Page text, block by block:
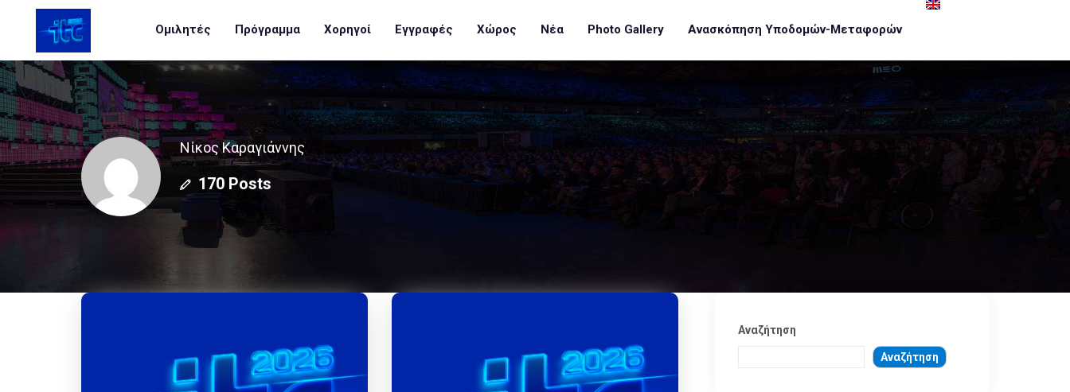
Ομιλητές Πρόγραμμα Χορηγοί Εγγραφές Χώρος Νέα Photo Gallery Ανασκόπηση Υποδομών-Μεταφορών
Νίκος Καραγιάννης
170 Posts
Αναζήτηση
Αναζήτηση